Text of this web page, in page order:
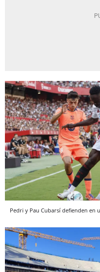
Pedri y Pau Cubarsí defienden en